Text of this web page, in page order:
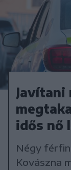
Javítani
idős nő
Négy
Kovászna